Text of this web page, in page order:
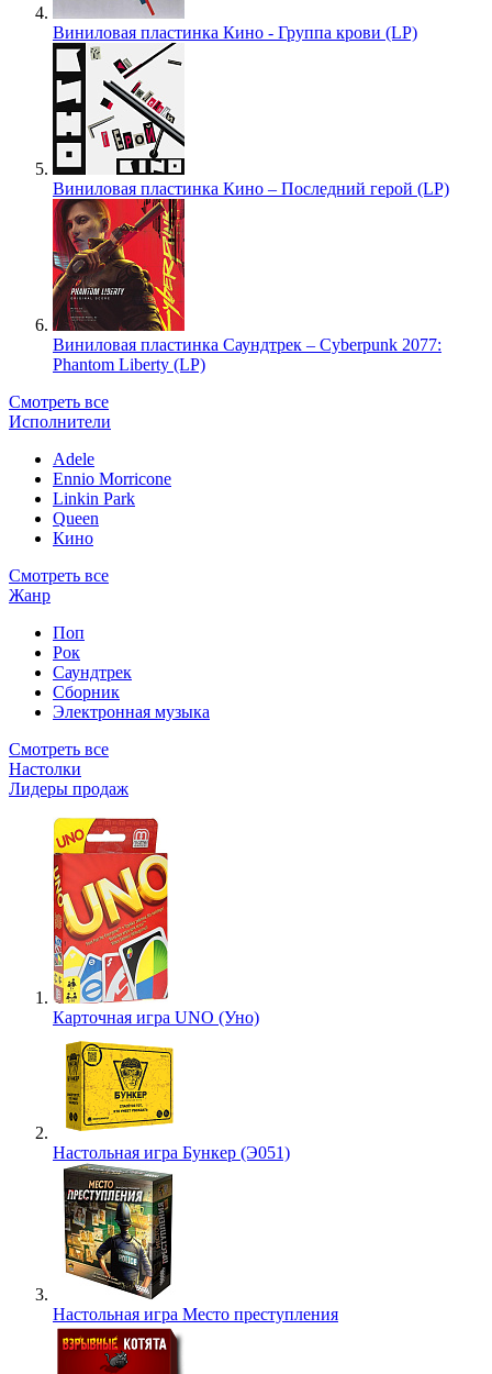
Виниловая пластинка Кино - Группа крови (LP)
Виниловая пластинка Кино – Последний герой (LP)
Виниловая пластинка Саундтрек – Cyberpunk 2077:
Phantom Liberty (LP)
Смотреть все
Исполнители
Adele
Ennio Morricone
Linkin Park
Queen
Кино
Смотреть все
Жанр
Поп
Рок
Саундтрек
Сборник
Электронная музыка
Смотреть все
Настолки
Лидеры продаж
Карточная игра UNO (Уно)
Настольная игра Бункер (Э051)
Настольная игра Место преступления